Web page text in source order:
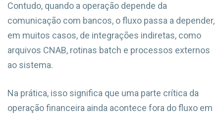
Contudo, quando a operação depende da
comunicação com bancos, o fluxo passa a depender,
em muitos casos, de integrações indiretas, como
arquivos CNAB, rotinas batch e processos externos
ao sistema.
Na prática, isso significa que uma parte crítica da
operação financeira ainda acontece fora do fluxo em